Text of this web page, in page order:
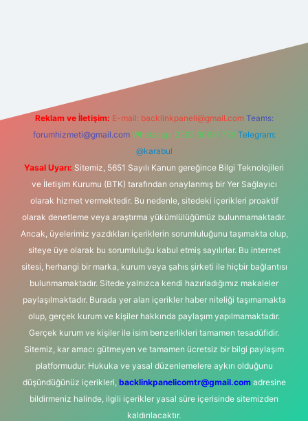
Reklam ve İletişim: E-mail: backlinkpaneli@gmail.com Teams:
forumhizmeti@gmail.com Whatsapp: 0262 606 0 726 Telegram:
@karabul
Yasal Uyarı: Sitemiz, 5651 Sayılı Kanun gereğince Bilgi Teknolojileri
ve İletişim Kurumu (BTK) tarafından onaylanmış bir Yer Sağlayıcı
olarak hizmet vermektedir. Bu nedenle, sitedeki içerikleri proaktif
olarak denetleme veya araştırma yükümlülüğümüz bulunmamaktadır.
Ancak, üyelerimiz yazdıkları içeriklerin sorumluluğunu taşımakta olup,
siteye üye olarak bu sorumluluğu kabul etmiş sayılırlar. Bu internet
sitesi, herhangi bir marka, kurum veya şahıs şirketi ile hiçbir bağlantısı
bulunmamaktadır. Sitede yalnızca kendi hazırladığımız makaleler
paylaşılmaktadır. Burada yer alan içerikler haber niteliği taşımamakta
olup, gerçek kurum ve kişiler hakkında paylaşım yapılmamaktadır.
Gerçek kurum ve kişiler ile isim benzerlikleri tamamen tesadüfidir.
Sitemiz, kar amacı gütmeyen ve tamamen ücretsiz bir bilgi paylaşım
platformudur. Hukuka ve yasal düzenlemelere aykırı olduğunu
düşündüğünüz içerikleri, backlinkpanelicomtr@gmail.comadresine
bildirmeniz halinde, ilgili içerikler yasal süre içerisinde sitemizden
kaldırılacaktır.